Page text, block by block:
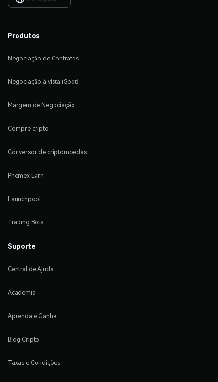
Produtos
Negociação de Contratos
Negociação à vista (Spot)
Margem de Negociação
Compre cripto
Conversor de criptomoedas
Phemex Earn
Launchpool
Trading Bots
Suporte
Central de Ajuda
Academia
Aprenda e Ganhe
Blog Cripto
Taxas e Condições